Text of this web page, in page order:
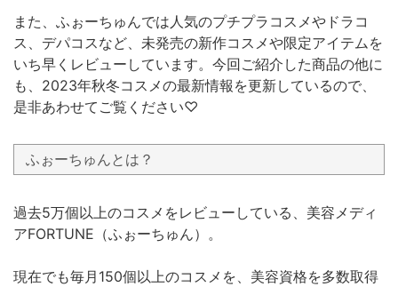
また、ふぉーちゅんでは人気のプチプラコスメやドラコ
ス、デパコスなど、未発売の新作コスメや限定アイテムを
いち早くレビューしています。今回ご紹介した商品の他に
も、2023年秋冬コスメの最新情報を更新しているので、
是非あわせてご覧ください♡
ふぉーちゅんとは？
過去5万個以上のコスメをレビューしている、美容メディ
アFORTUNE（ふぉーちゅん）。
現在でも毎月150個以上のコスメを、美容資格を多数取得